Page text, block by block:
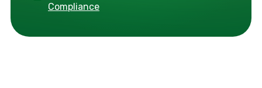
Compliance